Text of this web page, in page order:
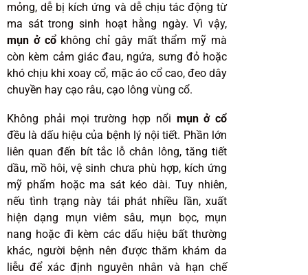
mỏng, dễ bị kích ứng và dễ chịu tác động từ
ma sát trong sinh hoạt hằng ngày. Vì vậy,
mụn ở cổkhông chỉ gây mất thẩm mỹ mà
còn kèm cảm giác đau, ngứa, sưng đỏ hoặc
khó chịu khi xoay cổ, mặc áo cổ cao, đeo dây
chuyền hay cạo râu, cạo lông vùng cổ.
Không phải mọi trường hợp nổi mụn ở cổ
đều là dấu hiệu của bệnh lý nội tiết. Phần lớn
liên quan đến bít tắc lỗ chân lông, tăng tiết
dầu, mồ hôi, vệ sinh chưa phù hợp, kích ứng
mỹ phẩm hoặc ma sát kéo dài. Tuy nhiên,
nếu tình trạng này tái phát nhiều lần, xuất
hiện dạng mụn viêm sâu, mụn bọc, mụn
nang hoặc đi kèm các dấu hiệu bất thường
khác, người bệnh nên được thăm khám da
liễu để xác định nguyên nhân và hạn chế